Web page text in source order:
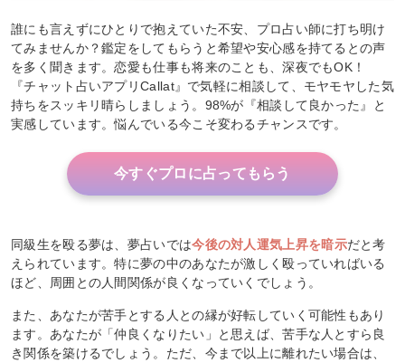
誰にも言えずにひとりで抱えていた不安、プロ占い師に打ち明け
てみませんか？鑑定をしてもらうと希望や安心感を持てるとの声
を多く聞きます。恋愛も仕事も将来のことも、深夜でもOK！
『チャット占いアプリCallat』で気軽に相談して、モヤモヤした気
持ちをスッキリ晴らしましょう。98%が『相談して良かった』と
実感しています。悩んでいる今こそ変わるチャンスです。
今すぐプロに占ってもらう
同級生を殴る夢は、夢占いでは今後の対人運気上昇を暗示だと考
えられています。特に夢の中のあなたが激しく殴っていればいる
ほど、周囲との人間関係が良くなっていくでしょう。
また、あなたが苦手とする人との縁が好転していく可能性もあり
ます。あなたが「仲良くなりたい」と思えば、苦手な人とすら良
き関係を築けるでしょう。ただ、今まで以上に離れたい場合は、